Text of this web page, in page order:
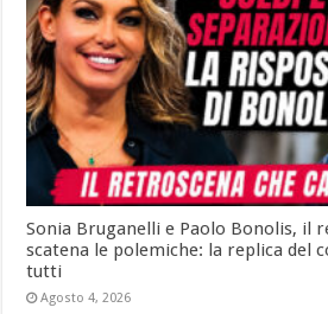
Sonia Bruganelli e Paolo Bonolis, il
scatena le polemiche: la replica del
tutti
Agosto 4, 2026